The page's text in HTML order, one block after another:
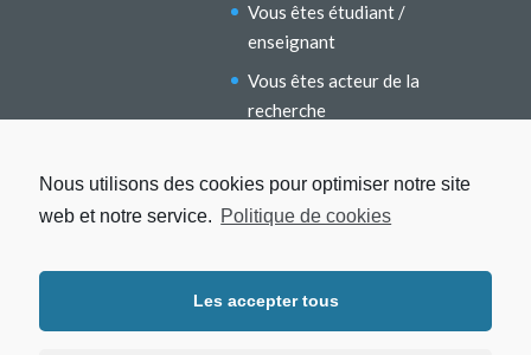
Nous utilisons des cookies pour optimiser notre site
web et notre service. Politique de cookies
Les accepter tous
Vous êtes étudiant /
enseignant
Vous êtes acteur de la
recherche